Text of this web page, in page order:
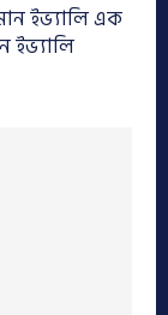
ইভ্যালি এক
ইভ্যালি